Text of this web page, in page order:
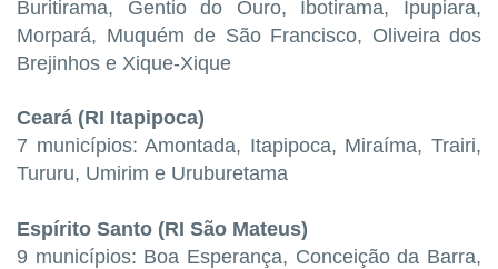
Buritirama, Gentio do Ouro, Ibotirama, Ipupiara,
Morpará, Muquém de São Francisco, Oliveira dos
Brejinhos e Xique-Xique
Ceará (RI Itapipoca)
7 municípios: Amontada, Itapipoca, Miraíma, Trairi,
Tururu, Umirim e Uruburetama
Espírito Santo (RI São Mateus)
9 municípios: Boa Esperança, Conceição da Barra,